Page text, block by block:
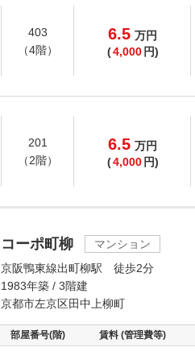
403
（4階）
6.5 万円
(4,000 円)
201
（2階）
6.5 万円
(4,000 円)
コーポ町柳
マンション
京阪鴨東線出町柳駅 徒歩2分
1983年築 / 3階建
京都市左京区田中上柳町
部屋番号(階) 賃料 (管理費等)